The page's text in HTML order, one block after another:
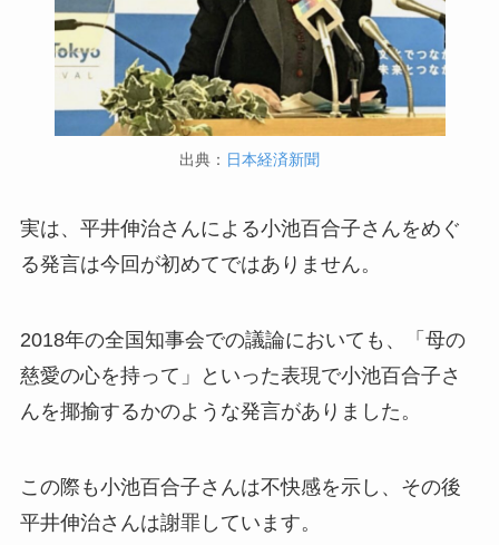
出典： 日本経済新聞
実は、平井伸治さんによる小池百合子さんをめぐ
る発言は今回が初めてではありません。
2018年の全国知事会での議論においても、「母の
慈愛の心を持って」といった表現で小池百合子さ
んを揶揄するかのような発言がありました。
この際も小池百合子さんは不快感を示し、その後
平井伸治さんは謝罪しています。